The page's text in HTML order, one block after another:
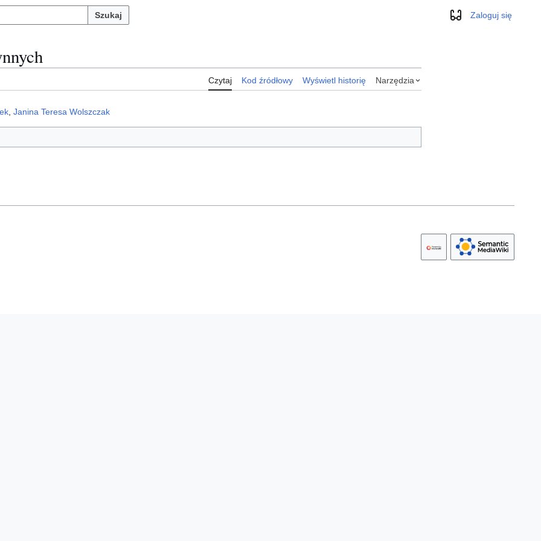
Szukaj WyglądZaloguj się
Czytaj Kod źródłowy Wyświetl historię Narzędzia
Janina Teresa Wolszczak